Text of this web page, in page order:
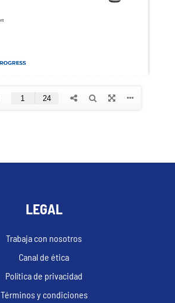
LEGAL
Trabaja con nosotros
Canal de ética
Política de privacidad
Términos y condiciones